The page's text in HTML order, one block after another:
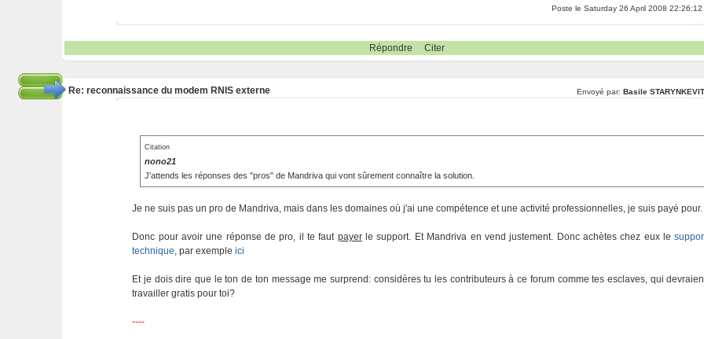
Poste le Saturday 26 April 2008 22:26:12
Répondre Citer
Re: reconnaissance du modem RNIS externe Envoyé par: Basile
Citation
nono21
J'attends les réponses des "pros" de Mandriva qui vont sûrement connaître la solution.
Je ne suis pas un pro de Mandriva, mais dans les domaines où j'ai une compétence et une activité professionnelles, je suis payé pour.
Donc pour avoir une réponse de pro, il te faut payerle support. Et Mandriva en vend justement. Donc achètes chez eux le
technique, par exempleici
Et je dois dire que le ton de ton message me surprend: considères tu les contributeurs à ce forum comme tes esclaves, qui
travailler gratis pour toi?
----